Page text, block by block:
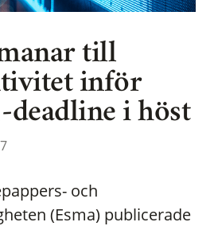
till
inför
deadline i höst
och
(Esma) publicerade